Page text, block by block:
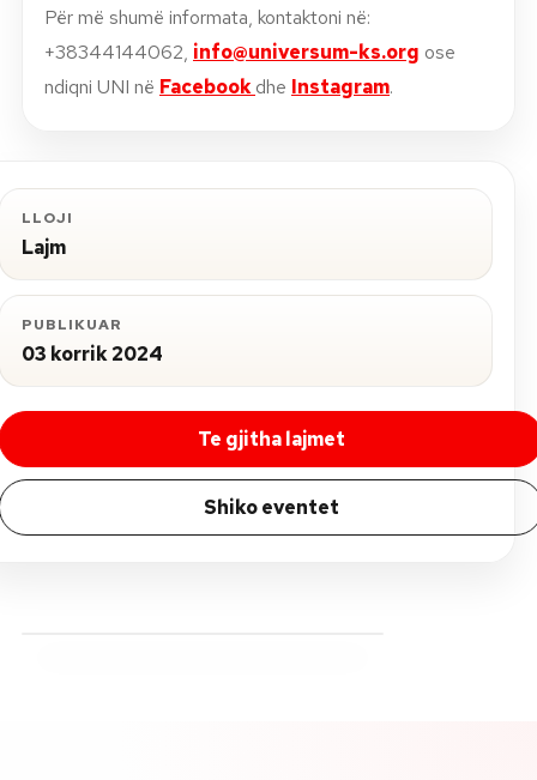
Për më shumë informata, kontaktoni në:
+38344144062, info@universum-ks.org ose
ndiqni UNI në Facebookdhe Instagram.
LLOJI
Lajm
PUBLIKUAR
03 korrik 2024
Te gjitha lajmet
Shiko eventet